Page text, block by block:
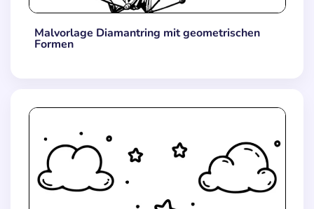
Malvorlage Diamantring mit geometrischen
Formen